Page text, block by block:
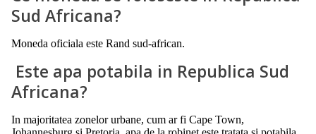
Sud Africana?
Moneda oficiala este Rand sud-african.
Este apa potabila in Republica Sud
Africana?
In majoritatea zonelor urbane, cum ar fi Cape Town,